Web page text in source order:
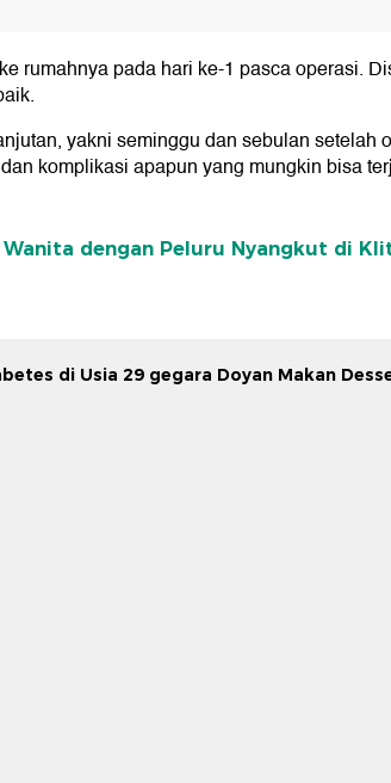
rumahnya pada hari ke-1 pasca operasi.
yakni seminggu dan sebulan setelah
komplikasi apapun yang mungkin bisa
dengan Peluru Nyangkut di
di Usia 29 gegara Doyan Makan